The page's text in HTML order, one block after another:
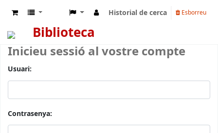
Historial de cerca Esborreu
Biblioteca
Inicieu sessió al vostre compte
Usuari:
Contrasenya: